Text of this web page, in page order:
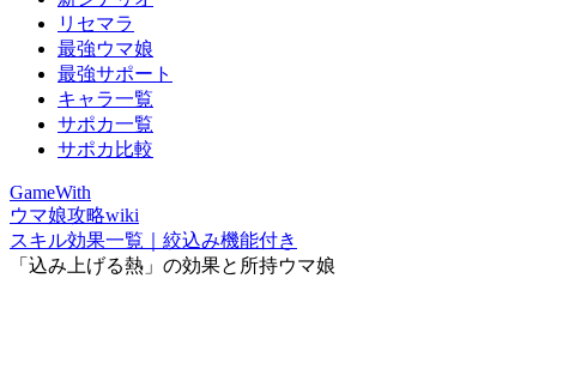
リセマラ
最強ウマ娘
最強サポート
キャラ一覧
サポカ一覧
サポカ比較
GameWith
ウマ娘攻略wiki
スキル効果一覧｜絞込み機能付き
「込み上げる熱」の効果と所持ウマ娘